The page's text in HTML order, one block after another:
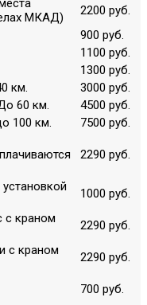
МКАД)
2200 руб.
900 руб.
1100 руб.
1300 руб.
км.
3000 руб.
60 км.
4500 руб.
100 км.
7500 руб.
2290 руб.
1000 руб.
с краном
2290 руб.
с краном
2290 руб.
700 руб.